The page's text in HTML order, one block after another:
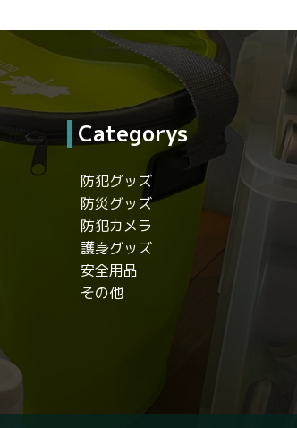
Categorys
防犯グッズ
防災グッズ
防犯カメラ
護身グッズ
安全用品
その他